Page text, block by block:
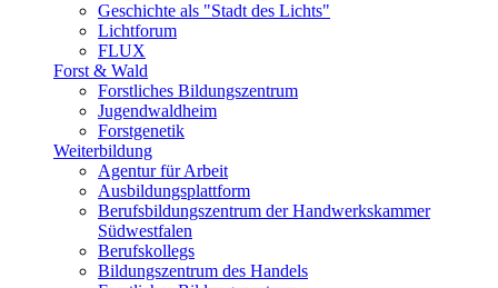
Geschichte als "Stadt des Lichts"
Lichtforum
FLUX
Forst & Wald
Forstliches Bildungszentrum
Jugendwaldheim
Forstgenetik
Weiterbildung
Agentur für Arbeit
Ausbildungsplattform
Berufsbildungszentrum der Handwerkskammer
Südwestfalen
Berufskollegs
Bildungszentrum des Handels